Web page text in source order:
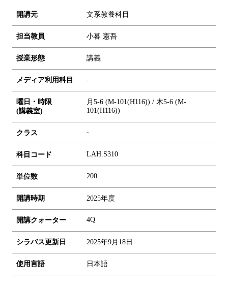
開講元 文系教養科目
担当教員 小暮 憲吾
授業形態 講義
メディア利用科目 -
曜日・時限
(講義室)
月5-6 (M-101(H116)) / 木5-6 (M-
101(H116))
クラス -
科目コード LAH.S310
単位数 200
開講時期 2025年度
開講クォーター 4Q
シラバス更新日 2025年9月18日
使用言語 日本語